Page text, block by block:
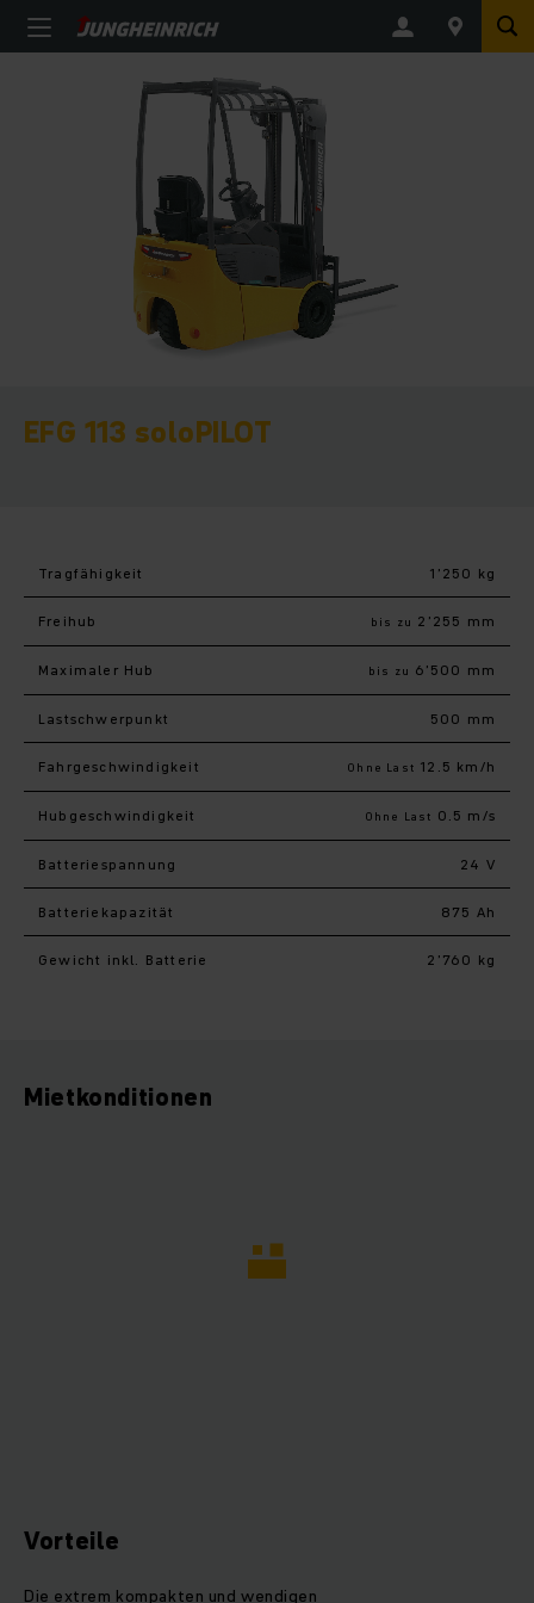
EFG 113 soloPILOT
Tragfähigkeit 1’250 kg
Freihub bis zu 2’255 mm
Maximaler Hub bis zu 6’500 mm
Last­schwerpunkt 500 mm
Fahr­geschwindigkeit Ohne Last 12.5 km/h
Hub­geschwindigkeit Ohne Last 0.5 m/s
Batteriespannung 24 V
Batteriekapazität 875 Ah
Gewicht inkl. Batterie 2’760 kg
Mietkonditionen
Vorteile
Die extrem kompakten und wendigen